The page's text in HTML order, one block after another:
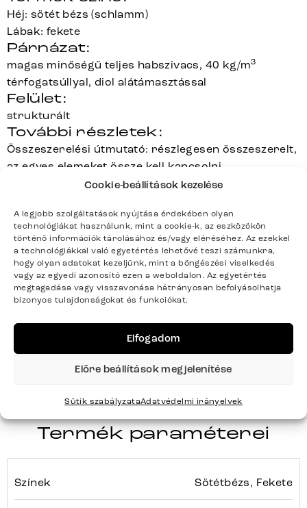
Cookie-beállítások kezelése
A legjobb szolgáltatások nyújtása érdekében olyan
technológiákat használunk, mint a cookie-k, az eszközökön
történő információk tárolásához és/vagy eléréséhez. Az ezekkel
a technológiákkal való egyetértés lehetővé teszi számunkra,
hogy olyan adatokat kezeljünk, mint a böngészési viselkedés
vagy az egyedi azonosító ezen a weboldalon. Az egyetértés
megtagadása vagy visszavonása hátrányosan befolyásolhatja
bizonyos tulajdonságokat és funkciókat.
Elfogadom
Előre beállítások megjelenítése
Sütik szabályzataAdatvédelmi irányelvek
Héj: sötét bézs (schlamm)
Lábak: fekete
Párnázat:
magas minőségű teljes habszivacs, 40 kg/m3
térfogatsúllyal, diol alátámasztással
Felület:
strukturált
További részletek:
Összeszerelési útmutató: részlegesen összeszerelt,
az egyes elemeket össze kell kapcsolni
Súly kg-ban: 14
terhelhetőség akár 150 kg
A letisztult hátoldal különösen elegáns megjelenést
biztosít, mivel a látható cipzárokat teljesen
elhagyták vagy nagyon diszkréten oldalt helyezték el
Sorozat
CLEA-FLEX Teljes sorozat részletei
Termék paraméterei
Színek Sötétbézs, Fekete